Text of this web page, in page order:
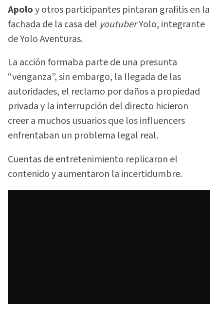
Apoloy otros participantes pintaran grafitis en la
fachada de la casa del youtuberYolo, integrante
de Yolo Aventuras.
La acción formaba parte de una presunta
“venganza”, sin embargo, la llegada de las
autoridades, el reclamo por daños a propiedad
privada y la interrupción del directo hicieron
creer a muchos usuarios que los influencers
enfrentaban un problema legal real.
Cuentas de entretenimiento replicaron el
contenido y aumentaron la incertidumbre.